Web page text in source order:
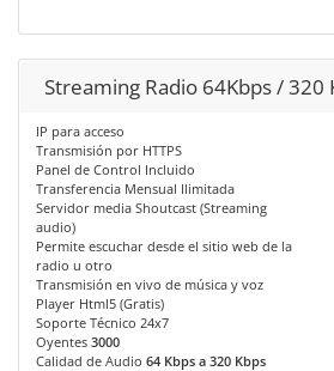
Streaming Radio 64Kbps / 320
IP para acceso
Transmisión por HTTPS
Panel de Control Incluido
Transferencia Mensual Ilimitada
Servidor media Shoutcast (Streaming
audio)
Permite escuchar desde el sitio web de la
radio u otro
Transmisión en vivo de música y voz
Player Html5 (Gratis)
Soporte Técnico 24x7
Oyentes 3000
Calidad de Audio 64 Kbps a 320 Kbps